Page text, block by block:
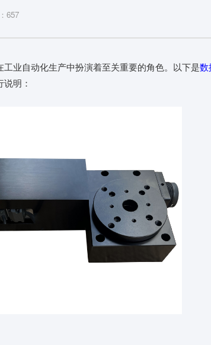
657
业自动化生产中扮演着至关重要的角色。以下是数
明：